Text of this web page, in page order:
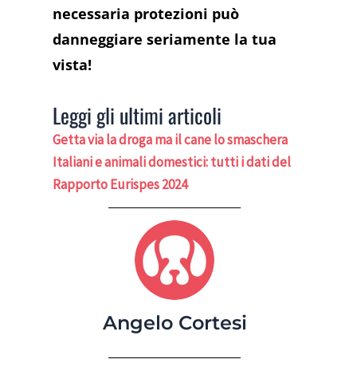
necessaria protezioni può
danneggiare seriamente la tua
vista!
Leggi gli ultimi articoli
Getta via la droga ma il cane lo smaschera
Italiani e animali domestici: tutti i dati del
Rapporto Eurispes 2024
Angelo Cortesi